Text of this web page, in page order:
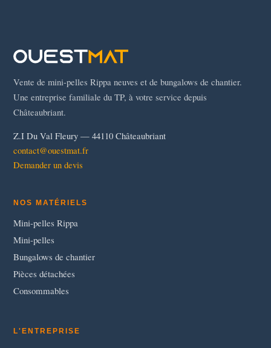
Vente de mini-pelles Rippa neuves et de bungalows de chantier.
Une entreprise familiale du TP, à votre service depuis
Châteaubriant.
Z.I Du Val Fleury — 44110 Châteaubriant
contact@ouestmat.fr
Demander un devis
NOS MATÉRIELS
Mini-pelles Rippa
Mini-pelles
Bungalows de chantier
Pièces détachées
Consommables
L'ENTREPRISE